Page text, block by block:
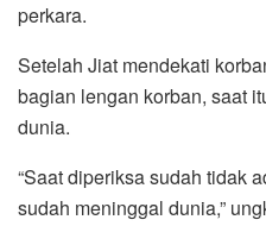
perkara.
Setelah Jiat mendekati
bagian lengan korban, saat
dunia.
“Saat diperiksa sudah tidak
sudah meninggal dunia,”